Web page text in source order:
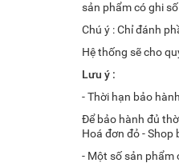
sản phẩm có ghi số
Chú ý : Chỉ đánh
Hệ thống sẽ cho
Lưu ý :
- Thời hạn bảo
Để bảo hành đủ
Hoá đơn đỏ - Shop
- Một số sản phẩm